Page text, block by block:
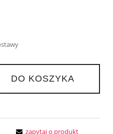
DO KOSZYKA
zapytaj o produkt